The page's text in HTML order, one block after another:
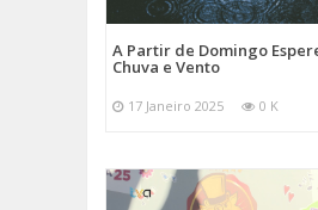
A Partir de Domingo
Chuva e Vento
17 Janeiro 2025 0 K